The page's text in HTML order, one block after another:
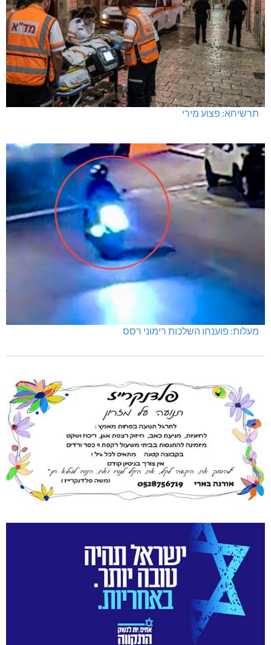
תרשיחא: פצוע מירי
מעלות: פוענחו השלכות רימוני רסס